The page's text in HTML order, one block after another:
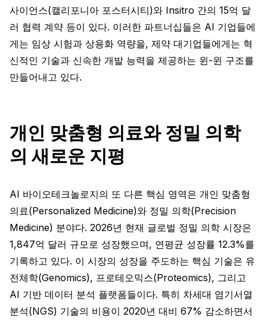
사이언스(캘리포니아 포스터시티)와 Insitro 간의 15억 달
러 협력 계약 등이 있다. 이러한 파트너십들은 AI 기업들에
게는 임상 시험과 상용화 역량을, 제약 대기업들에게는 혁
신적인 기술과 신속한 개발 능력을 제공하는 윈-윈 구조를
만들어내고 있다.
개인 맞춤형 의료와 정밀 의학
의 새로운 지평
AI 바이오테크놀로지의 또 다른 핵심 영역은 개인 맞춤형
의료(Personalized Medicine)와 정밀 의학(Precision
Medicine) 분야다. 2026년 현재 글로벌 정밀 의학 시장은
1,847억 달러 규모로 성장했으며, 연평균 성장률 12.3%를
기록하고 있다. 이 시장의 성장을 주도하는 핵심 기술은 유
전체학(Genomics), 프로테오믹스(Proteomics), 그리고
AI 기반 데이터 분석 플랫폼들이다. 특히 차세대 염기서열
분석(NGS) 기술의 비용이 2020년 대비 67% 감소하면서